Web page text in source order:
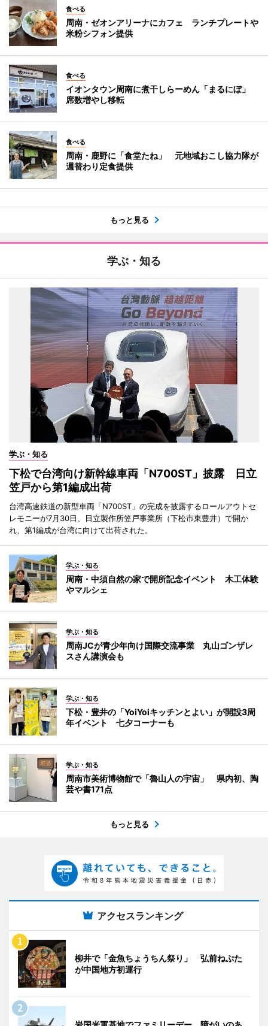
食べる
周南・ゼオンアリーナにカフェ ランチプレートや
米粉シフォン提供
食べる
イオンタウン周南に煮干しらーめん「まるにぼ」
席数増やし移転
食べる
周南・鹿野に「食堂たね」 元地域おこし協力隊が
週替わり定食提供
もっと見る
学ぶ・知る
学ぶ・知る
下松で台湾向け新幹線車両「N700ST」披露 日立
笠戸から第1編成出荷
台湾高速鉄道の新型車両「N700ST」の完成を披露するロールアウトセ
レモニーが7月30日、日立製作所笠戸事業所（下松市東豊井）で開か
れ、第1編成が台湾に向けて出荷された。
学ぶ・知る
周南・中須自然の家で開所記念イベント 木工体験
やマルシェ
学ぶ・知る
周南JCが青少年向け国際交流事業 丸山ゴンザレ
スさん講演会も
学ぶ・知る
下松・豊井の「YoiYoiキッチンとよい」が開設3周
年イベント 七夕コーナーも
学ぶ・知る
周南市美術博物館で「魯山人の宇宙」 県内初、陶
芸や書171点
もっと見る
アクセスランキング
柳井で「金魚ちょうちん祭り」 弘前ねぷた
が中国地方初運行